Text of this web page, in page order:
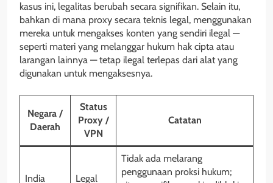
kasus ini, legalitas berubah secara signifikan. Selain itu,
bahkan di mana proxy secara teknis legal, menggunakan
mereka untuk mengakses konten yang sendiri ilegal —
seperti materi yang melanggar hukum hak cipta atau
larangan lainnya — tetap ilegal terlepas dari alat yang
digunakan untuk mengaksesnya.
Negara /
Daerah
Status
Proxy /
VPN
Catatan
India Legal
Tidak ada melarang
penggunaan proksi hukum;